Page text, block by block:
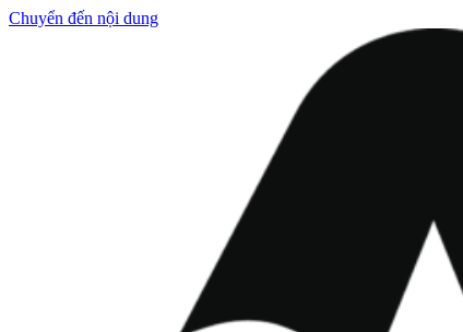
Chuyển đến nội dung